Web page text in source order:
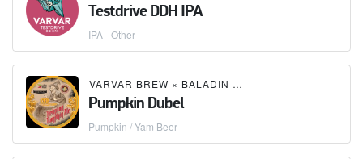
Testdrive DDH IPA
IPA - Other
VARVAR BREW × BALADIN
Pumpkin Dubel
Pumpkin / Yam Beer